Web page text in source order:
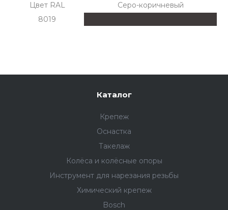
Цвет RAL
Серо-коричневый
8019
Каталог
Крепеж
Оснастка
Такелаж
Колёса и колëсные опоры
Инструмент для нарезания резьбы
Химический крепеж
Bosch